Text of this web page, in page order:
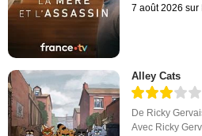
7 août 2026 sur
Alley Cats
De Ricky
Avec Ricky